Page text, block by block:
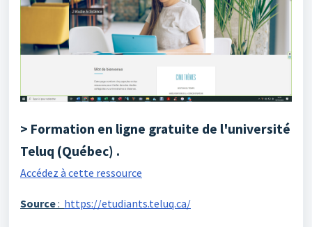
> Formation en ligne gratuite de l'université
Teluq (Québec) .
Accédez à cette ressource
Source: https://etudiants.teluq.ca/